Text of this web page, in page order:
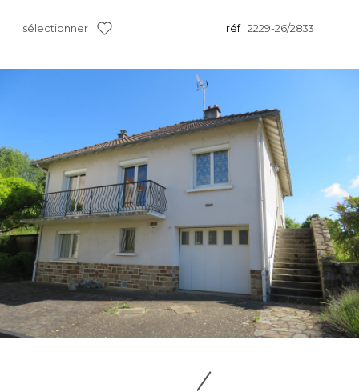
sélectionner réf : 2229-26/2833